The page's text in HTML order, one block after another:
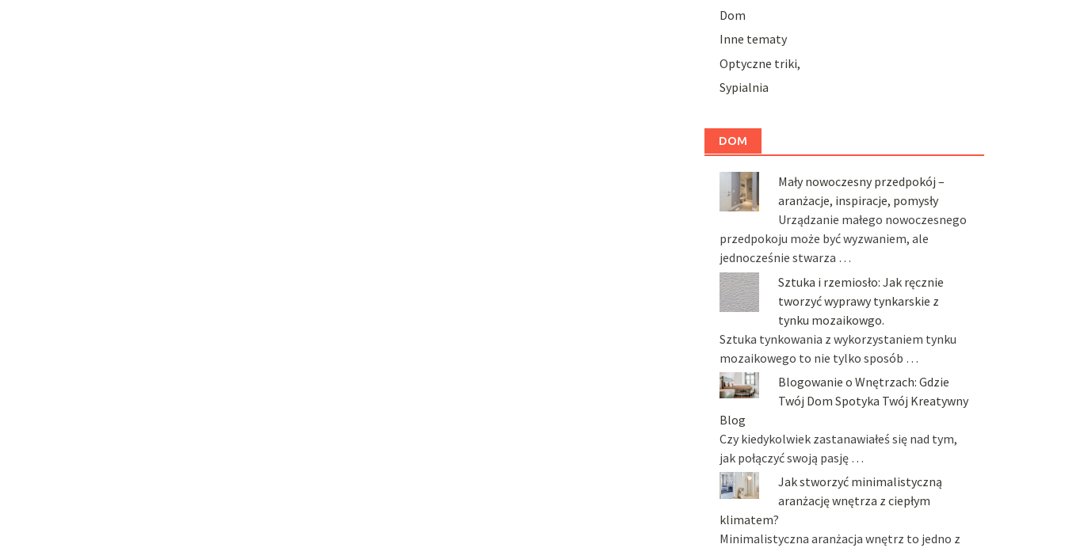
Dom
Inne tematy
Optyczne triki,
Sypialnia
DOM
Mały nowoczesny przedpokój –
aranżacje, inspiracje, pomysły
Urządzanie małego nowoczesnego
przedpokoju może być wyzwaniem, ale
jednocześnie stwarza …
Sztuka i rzemiosło: Jak ręcznie
tworzyć wyprawy tynkarskie z
tynku mozaikowgo.
Sztuka tynkowania z wykorzystaniem tynku
mozaikowego to nie tylko sposób …
Blogowanie o Wnętrzach: Gdzie
Twój Dom Spotyka Twój Kreatywny
Blog
Czy kiedykolwiek zastanawiałeś się nad tym,
jak połączyć swoją pasję …
Jak stworzyć minimalistyczną
aranżację wnętrza z ciepłym
klimatem?
Minimalistyczna aranżacja wnętrz to jedno z